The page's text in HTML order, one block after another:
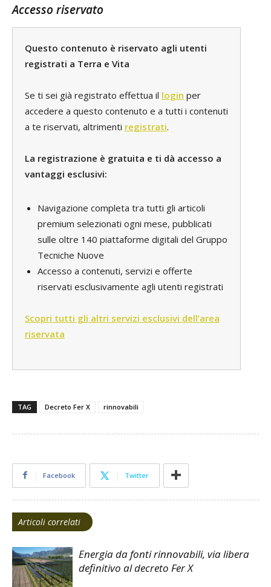
Accesso riservato
Questo contenuto è riservato agli utenti
registrati a Terra e Vita
Se ti sei già registrato effettua il login per
accedere a questo contenuto e a tutti i contenuti
a te riservati, altrimenti registrati.
La registrazione è gratuita e ti dà accesso a
vantaggi esclusivi:
Navigazione completa tra tutti gli articoli
premium selezionati ogni mese, pubblicati
sulle oltre 140 piattaforme digitali del Gruppo
Tecniche Nuove
Accesso a contenuti, servizi e offerte
riservati esclusivamente agli utenti registrati
Scopri tutti gli altri servizi esclusivi dell’area
riservata
TAG Decreto Fer X rinnovabili
Facebook Twitter
Articoli correlati
Energia da fonti rinnovabili, via libera
definitivo al decreto Fer X